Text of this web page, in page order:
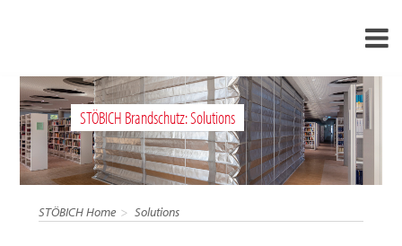
FR
À propos de nous
Solutions
STÖBICH Brandschutz: Solutions
STÖBICH Home Solutions